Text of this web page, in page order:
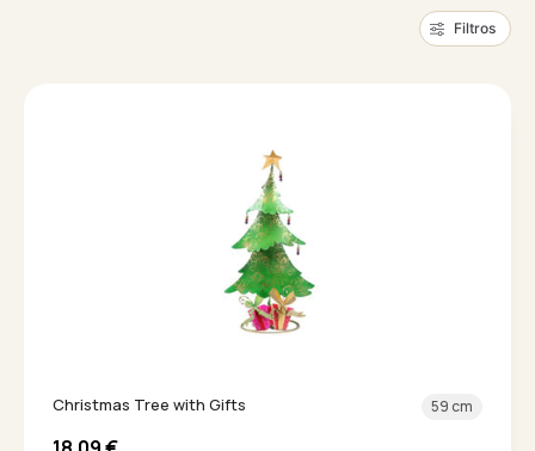
Filtros
Christmas Tree with Gifts 59 cm